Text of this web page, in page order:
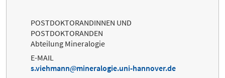
POSTDOKTORANDINNEN UND
POSTDOKTORANDEN
Abteilung Mineralogie
E-MAIL
s.viehmann
mineralogie.uni-hannover.de